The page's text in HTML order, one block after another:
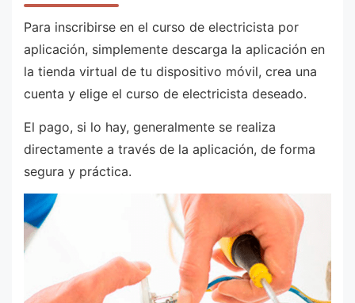
Para inscribirse en el curso de electricista por
aplicación, simplemente descarga la aplicación en
la tienda virtual de tu dispositivo móvil, crea una
cuenta y elige el curso de electricista deseado.
El pago, si lo hay, generalmente se realiza
directamente a través de la aplicación, de forma
segura y práctica.